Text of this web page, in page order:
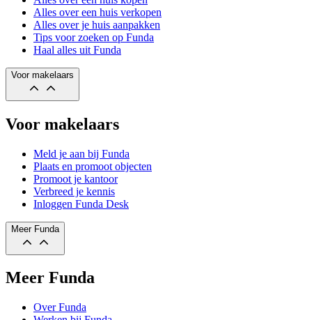
Alles over een huis verkopen
Alles over je huis aanpakken
Tips voor zoeken op Funda
Haal alles uit Funda
Voor makelaars
Voor makelaars
Meld je aan bij Funda
Plaats en promoot objecten
Promoot je kantoor
Verbreed je kennis
Inloggen Funda Desk
Meer Funda
Meer Funda
Over Funda